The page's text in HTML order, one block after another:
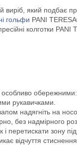
який подбає
гольфи PANI
колготки
обережними:
рукавичками.
надягніть на
без надмірного
зону
відчуття